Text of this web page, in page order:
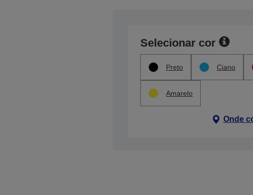
Selecionar cor
Preto Ciano
Amarelo
Onde